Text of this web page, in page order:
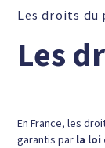
Les droits du
Les
En France, les
garantis par la loi